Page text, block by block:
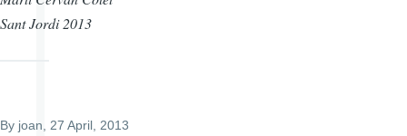
Sant Jordi 2013
By joan, 27 April, 2013